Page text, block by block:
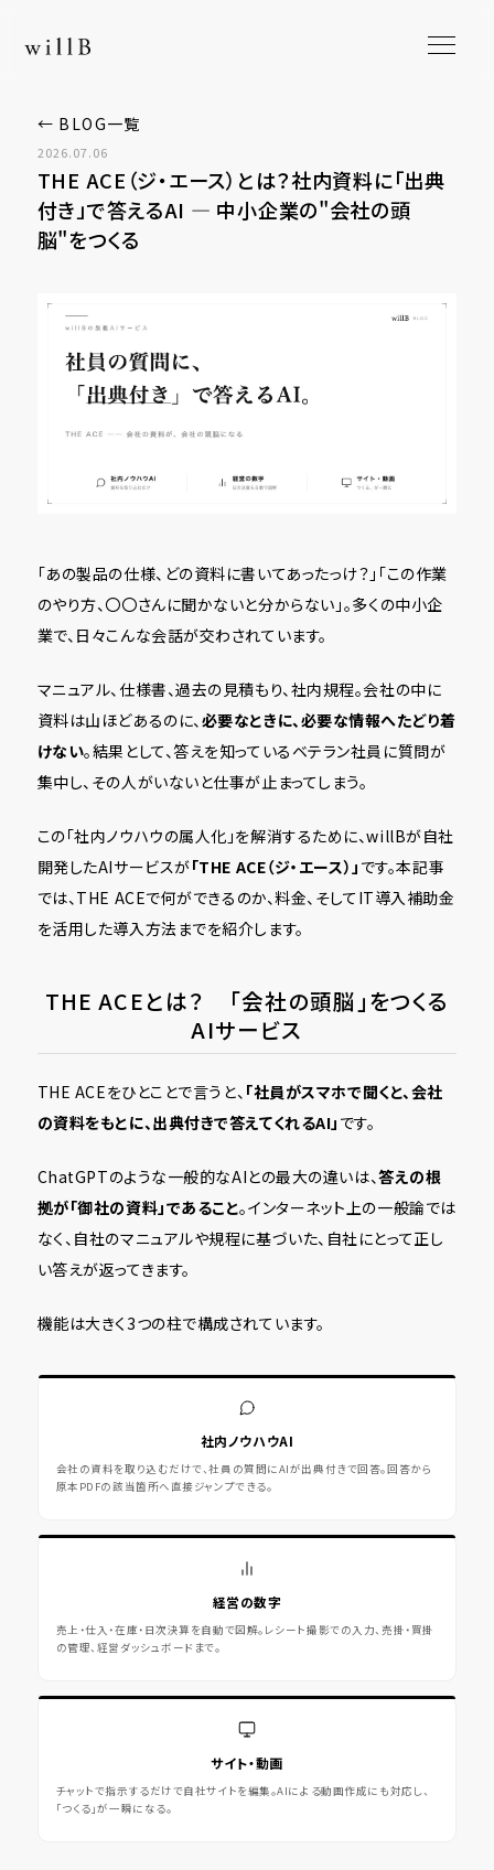
← BLOG一覧
2026.07.06
THE ACE（ジ・エース）とは？社内資料に「出典
付き」で答えるAI ― 中小企業の"会社の頭
脳"をつくる
「あの製品の仕様、どの資料に書いてあったっけ？」「この作業
のやり方、〇〇さんに聞かないと分からない」――。多くの中小企
業で、日々こんな会話が交わされています。
マニュアル、仕様書、過去の見積もり、社内規程。会社の中に
資料は山ほどあるのに、 必要なときに、必要な情報へたどり着
けない。結果として、答えを知っているベテラン社員に質問が
集中し、その人がいないと仕事が止まってしまう。
この「社内ノウハウの属人化」を解消するために、willBが自社
開発したAIサービスが「THE ACE（ジ・エース）」 です。本記事
では、THE ACEで何ができるのか、料金、そしてIT導入補助金
を活用した導入方法までを紹介します。
THE ACEとは？ 「会社の頭脳」をつくる
AIサービス
THE ACEをひとことで言うと、 「社員がスマホで聞くと、会社
の資料をもとに、出典付きで答えてくれるAI」 です。
ChatGPTのような一般的なAIとの最大の違いは、答えの根
拠が「御社の資料」であること。インターネット上の一般論では
なく、自社のマニュアルや規程に基づいた、自社にとって正し
い答えが返ってきます。
機能は大きく3つの柱で構成されています。
社内ノウハウAI
会社の資料を取り込むだけで、社員の質問にAIが出典付きで回答。回答から
原本PDFの該当箇所へ直接ジャンプできる。
経営の数字
売上・仕入・在庫・日次決算を自動で図解。レシート撮影での入力、売掛・買掛
の管理、経営ダッシュボードまで。
サイト・動画
チャットで指示するだけで自社サイトを編集。AIによる動画作成にも対応し、
「つくる」が一瞬になる。